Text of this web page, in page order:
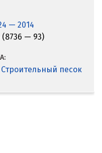
— 2014
(8736 — 93)
Строительный песок